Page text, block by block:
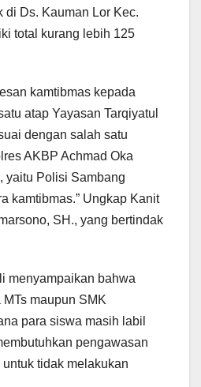
di Ds. Kauman Lor Kec.
total kurang lebih 125
kamtibmas kepada
atap Yayasan Tarqiyatul
dengan salah satu
AKBP Achmad Oka
yaitu Polisi Sambang
kamtibmas.” Ungkap Kanit
SH., yang bertindak
menyampaikan bahwa
maupun SMK
para siswa masih labil
pengawasan
tidak melakukan